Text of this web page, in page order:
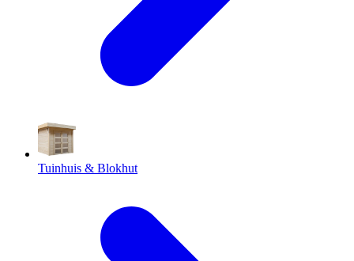
Tuinhuis & Blokhut